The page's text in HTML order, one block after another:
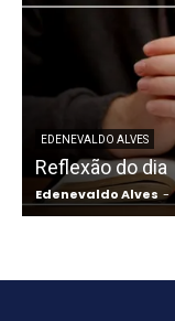
EDENEVALDO ALVES
Reflexão do dia
Edenevaldo Alves -